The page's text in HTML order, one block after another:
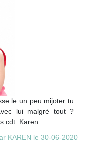
le un peu mijoter tu
lui malgré tout ?
cdt. Karen
KAREN le 30-06-2020